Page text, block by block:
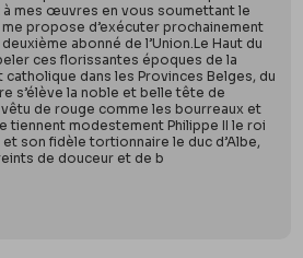
mes œuvres en vous soumettant le
propose d’exécuter prochainement
abonné de l’Union.Le Haut du
ces florissantes époques de la
dans les Provinces Belges, du
s’élève la noble et belle tête de
vêtu de rouge comme les bourreaux et
tiennent modestement Philippe II le roi
son fidèle tortionnaire le duc d’Albe,
de douceur et de b